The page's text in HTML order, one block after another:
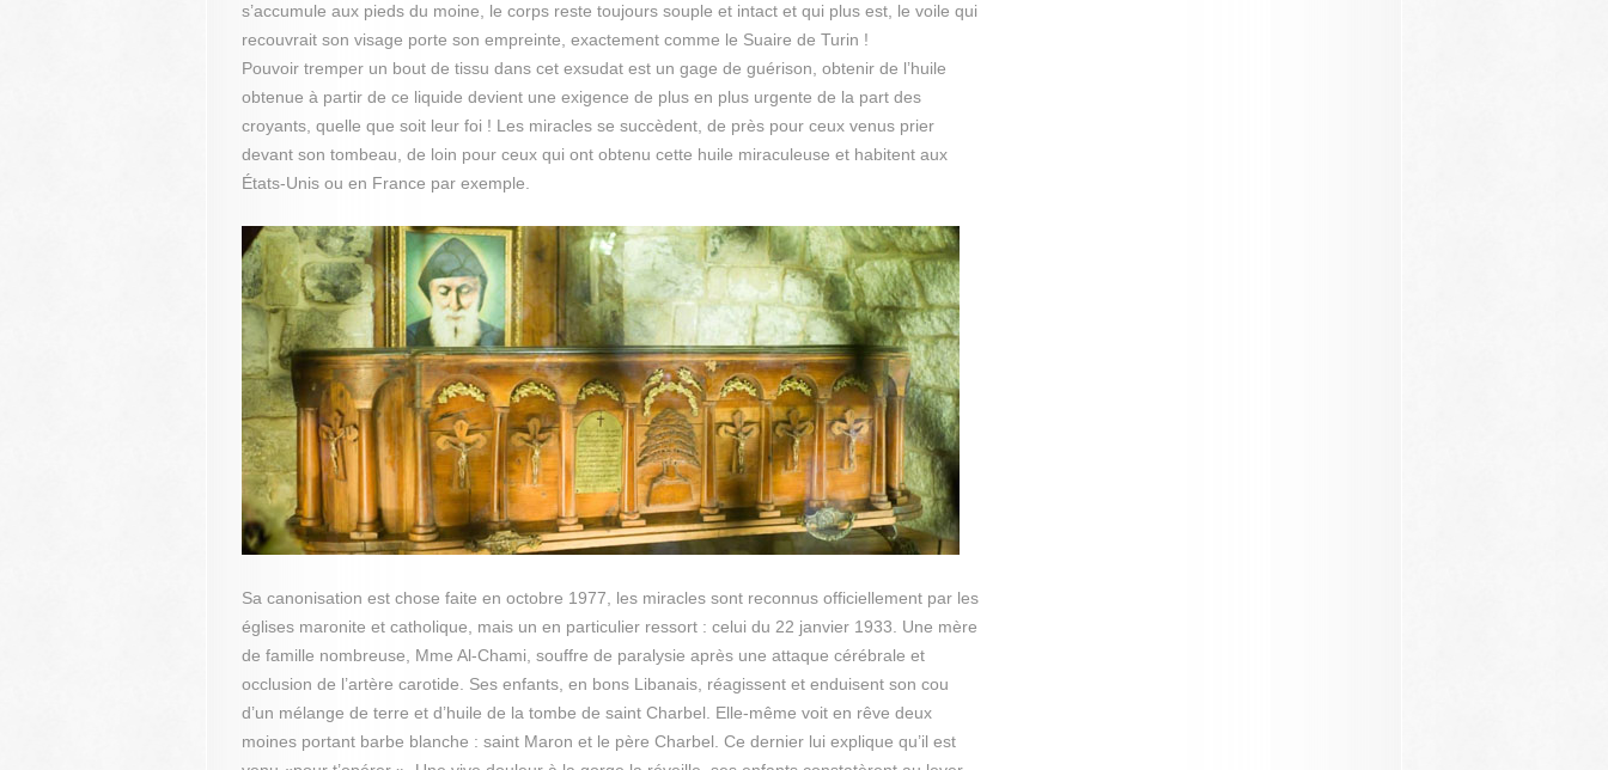
s’accumule aux pieds du moine, le corps reste toujours souple et intact et qui plus est, le voile qui
recouvrait son visage porte son empreinte, exactement comme le Suaire de Turin !
Pouvoir tremper un bout de tissu dans cet exsudat est un gage de guérison, obtenir de l’huile
obtenue à partir de ce liquide devient une exigence de plus en plus urgente de la part des
croyants, quelle que soit leur foi ! Les miracles se succèdent, de près pour ceux venus prier
devant son tombeau, de loin pour ceux qui ont obtenu cette huile miraculeuse et habitent aux
États-Unis ou en France par exemple.
Sa canonisation est chose faite en octobre 1977, les miracles sont reconnus officiellement par les
églises maronite et catholique, mais un en particulier ressort : celui du 22 janvier 1933. Une mère
de famille nombreuse, Mme Al-Chami, souffre de paralysie après une attaque cérébrale et
occlusion de l’artère carotide. Ses enfants, en bons Libanais, réagissent et enduisent son cou
d’un mélange de terre et d’huile de la tombe de saint Charbel. Elle-même voit en rêve deux
moines portant barbe blanche : saint Maron et le père Charbel. Ce dernier lui explique qu’il est